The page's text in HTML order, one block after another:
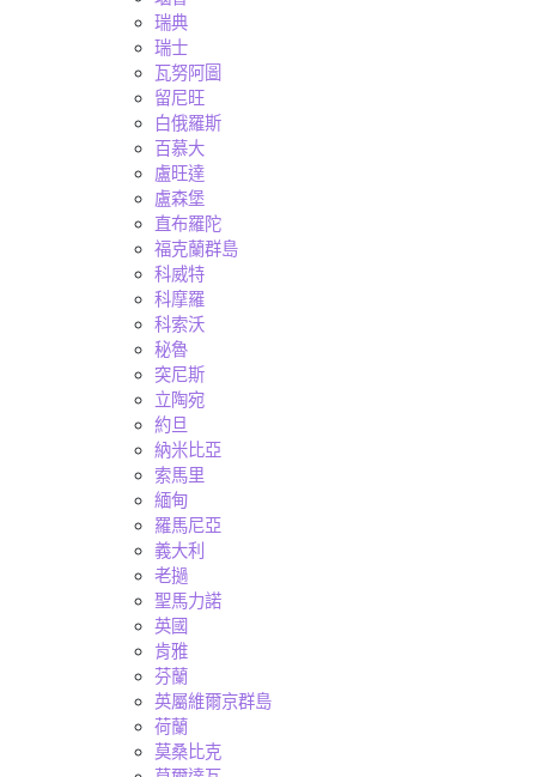
瑞典
瑞士
瓦努阿圖
留尼旺
白俄羅斯
百慕大
盧旺達
盧森堡
直布羅陀
福克蘭群島
科威特
科摩羅
科索沃
秘魯
突尼斯
立陶宛
約旦
納米比亞
索馬里
緬甸
羅馬尼亞
義大利
老撾
聖馬力諾
英國
肯雅
芬蘭
英屬維爾京群島
荷蘭
莫桑比克